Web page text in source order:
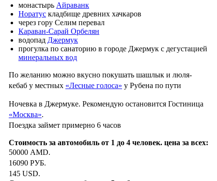
монастырь Айраванк
Норатус кладбище древних хачкаров
через гору Селим перевал
Караван-Сарай Орбелян
водопад Джермук
прогулка по санаторию в городе Джермук с дегустацией
минеральных вод
По желанию можно вкусно покушать шашлык и люля-
кебаб у местных «Лесные голоса» у Рубена по пути
Ночевка в Джермуке. Рекомендую остановится Гостиница
«Москва».
Поездка займет примерно 6 часов
50000 AMD.
16090 РУБ.
145 USD.